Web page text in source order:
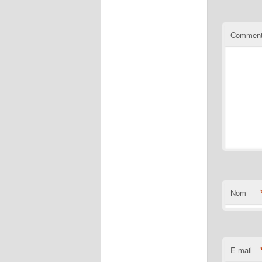
Nom
E-mail